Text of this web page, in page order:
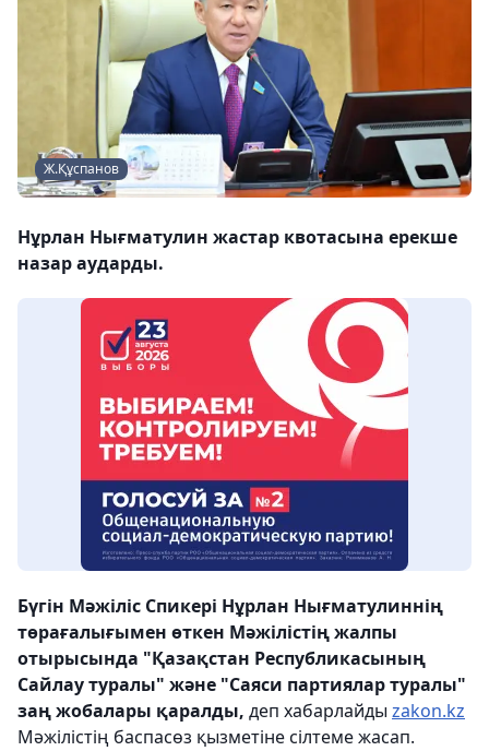
Ж.Құспанов
Нұрлан Нығматулин жастар квотасына ерекше
назар аударды.
Бүгін Мәжіліс Спикері Нұрлан Нығматулиннің
төрағалығымен өткен Мәжілістің жалпы
отырысында "Қазақстан Республикасының
Сайлау туралы" және "Саяси партиялар туралы"
заң жобалары қаралды, деп хабарлайды zakon.kz
Мәжілістің баспасөз қызметіне сілтеме жасап.